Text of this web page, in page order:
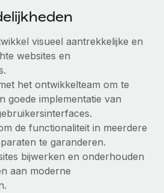
op
moeiteloos over
arbeidsvoorwaarden
Remote: Gusto- en Xero-
Management Plus
visueel aantrekkelijke en
websites en
het ontwikkelteam om te
goede implementatie van
de functionaliteit in meerdere
te garanderen.
bijwerken en onderhouden
aan moderne